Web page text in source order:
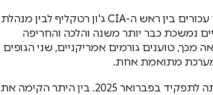
לפי גורמים המעורים בפרטים, במוקד המשבר עומדים יחסים עכורים בין ראש ה-CIA ג'ון רטקליף לבין מנהלת
נמשכת כבר יותר משנה והלכה והחריפה
מכך, טוענים גורמים אמריקניים, שני הגופים
מתואמת אחת.
שורשי המשבר נעוצים בצעדים שנקטה גאבארד לאחר כניסתה לתפקיד בפברואר 2025. בין היתר הקימה את